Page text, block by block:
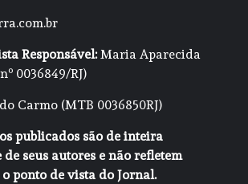
Responsável:Maria Aparecida
0036849/RJ)
Carmo (MTB 0036850RJ)
publicados são de inteira
seus autores e não refletem
ponto de vista do Jornal.